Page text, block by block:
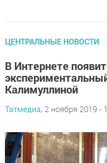
ЦЕНТРАЛЬНЫЕ НОВОСТИ
В Интернете
Калимуллиной
Татмедиа, 2 ноября 2019 -